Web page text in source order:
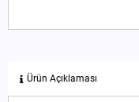
Ürün Açıklaması